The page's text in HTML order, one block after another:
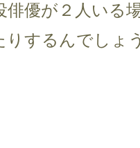
俳優が２人いる
りするんでしょ